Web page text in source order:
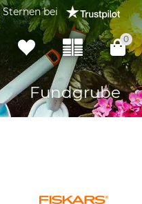
Sternen bei
0
Fundgrube